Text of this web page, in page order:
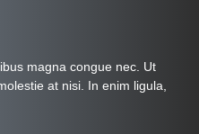
magna congue nec. Ut
at nisi. In enim ligula,